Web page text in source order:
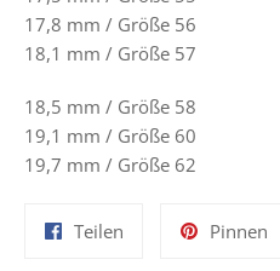
17,8 mm / Größe 56
18,1 mm / Größe 57
18,5 mm / Größe 58
19,1 mm / Größe 60
19,7 mm / Größe 62
Teilen Pinnen